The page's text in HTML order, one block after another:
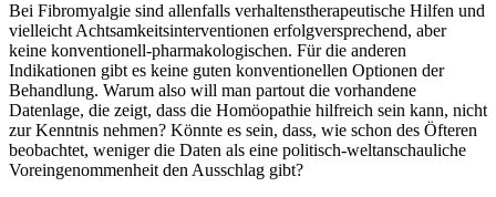
Bei Fibromyalgie sind allenfalls verhaltenstherapeutische Hilfen und
vielleicht Achtsamkeitsinterventionen erfolgversprechend, aber
keine konventionell-pharmakologischen. Für die anderen
Indikationen gibt es keine guten konventionellen Optionen der
Behandlung. Warum also will man partout die vorhandene
Datenlage, die zeigt, dass die Homöopathie hilfreich sein kann, nicht
zur Kenntnis nehmen? Könnte es sein, dass, wie schon des Öfteren
beobachtet, weniger die Daten als eine politisch-weltanschauliche
Voreingenommenheit den Ausschlag gibt?